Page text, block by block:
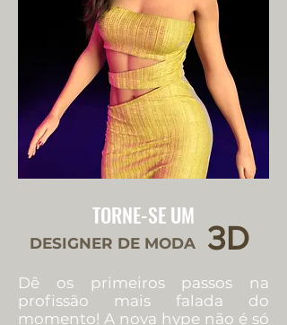
3D
TORNE-SE UM
DESIGNER DE MODA
Dê os primeiros passos na
profissão mais falada do
momento! A nova hype não é só